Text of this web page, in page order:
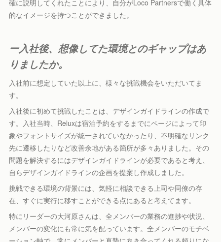
確に説明してくれたことにより、自分がLoco Partnersで働く具体
的なイメージを持つことができました。
ー入社後、想像してた環境とのギャップはあ
りましたか。
入社前に想定していた以上に、様々な挑戦機会をいただいてま
す。
入社後に初めて挑戦したことは、デザインガイドラインの作成で
す。入社当時、Reluxは宿泊予約をするまでにページによって印
象やフォントサイズが統一されていなかったり、不明確なリンク
先に遷移したりなど改善余地がある箇所が多々ありました。その
問題を解決するにはデザインガイドラインが必要であると考え、
自らデザインガイドラインの企画を提案し作成しました。
挑戦できる環境の背景には、気軽に相談できる上司や同僚の存
在、すぐに実行に移すことができる点にあると考えてます。
特にリーダーの大河原さんは、全メンバーの業務の進捗や状況、
メンバーの変化にも常に気を配っています。全メンバーのモチベ